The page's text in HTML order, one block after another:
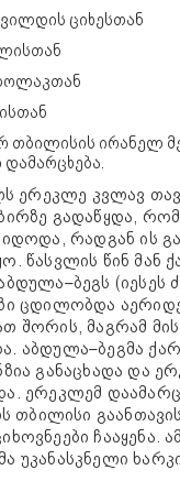
ციხესთან
თბილისის ირანელ
დამარცხება.
ერეკლე კვლავ
გადაწყდა,
რადგან ის
წასვლის წინ მან
(იესეს
ცდილობდა
შორის, მაგრამ
აბდულა–ბეგმა
განაცხადა და
ერეკლემ
თბილისი
ჩააყენა.
უკანასკნელი